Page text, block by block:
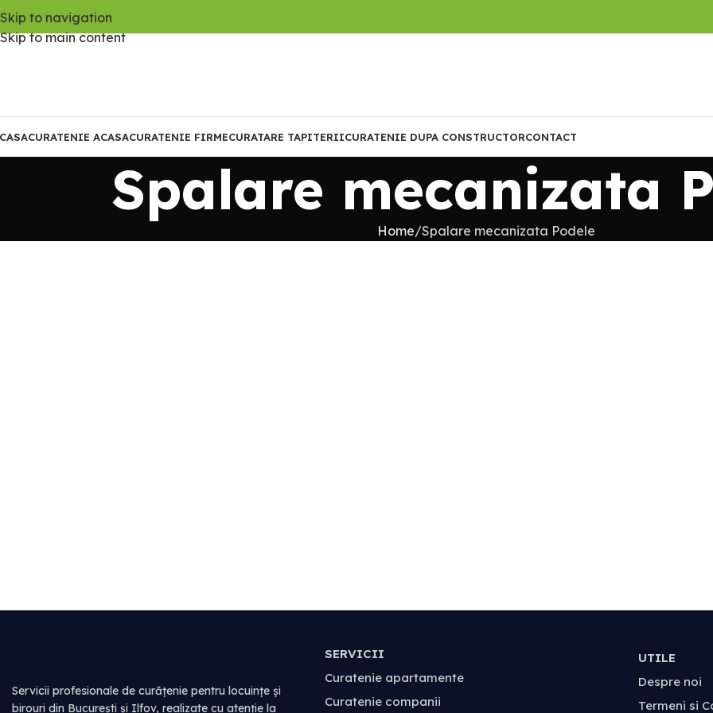
Skip to navigation
Skip to main content
CURATENIE ACASACURATENIE FIRMECURATARE TAPITERIICURATENIE DUPA CONSTRUCTORCONTACT
Spalare mecanizata
Home Spalare mecanizata Podele
Servicii profesionale de curățenie pentru locuințe și
birouri din București și Ilfov, realizate cu atenție la
SERVICII
Curatenie apartamente
Curatenie companii
UTILE
Despre noi
Termeni si